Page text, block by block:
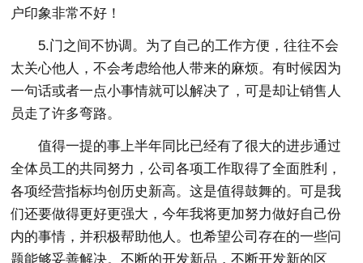
户印象非常不好！
5.门之间不协调。为了自己的工作方便，往往不会
太关心他人，不会考虑给他人带来的麻烦。有时候因为
一句话或者一点小事情就可以解决了，可是却让销售人
员走了许多弯路。
值得一提的事上半年同比已经有了很大的进步通过
全体员工的共同努力，公司各项工作取得了全面胜利，
各项经营指标均创历史新高。这是值得鼓舞的。可是我
们还要做得更好更强大，今年我将更加努力做好自己份
内的事情，并积极帮助他人。也希望公司存在的一些问
题能够妥善解决。不断的开发新品，不断开发新的区